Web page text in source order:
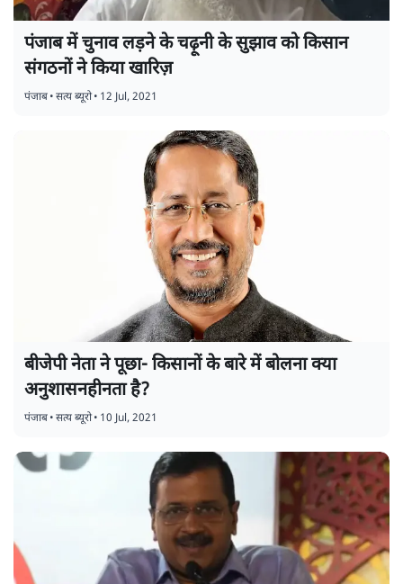
पंजाब में चुनाव लड़ने के चढ़ूनी के सुझाव को किसान
संगठनों ने किया खारिज़
पंजाब•सत्य ब्यूरो• 12 Jul, 2021
बीजेपी नेता ने पूछा- किसानों के बारे में बोलना क्या
अनुशासनहीनता है?
पंजाब•सत्य ब्यूरो• 10 Jul, 2021